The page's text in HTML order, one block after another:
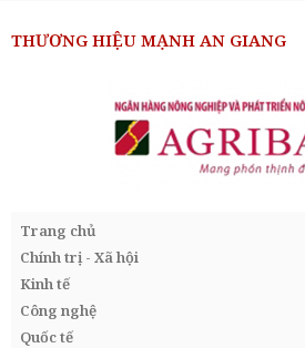
THƯƠNG HIỆU MẠNH AN GIANG
Trang chủ
Chính trị - Xã hội
Kinh tế
Công nghệ
Quốc tế